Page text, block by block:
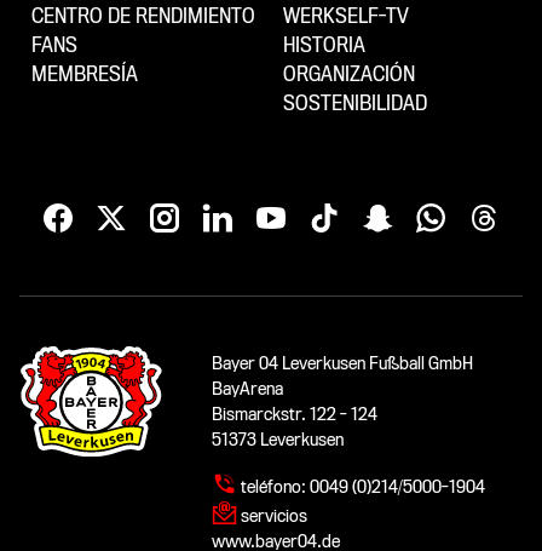
CENTRO DE RENDIMIENTO
FANS
MEMBRESÍA
WERKSELF-TV
HISTORIA
ORGANIZACIÓN
SOSTENIBILIDAD
Bayer 04 Leverkusen Fußball GmbH
BayArena
Bismarckstr. 122 - 124
51373 Leverkusen
teléfono: 0049 (0)214/5000-1904
servicios
www.bayer04.de